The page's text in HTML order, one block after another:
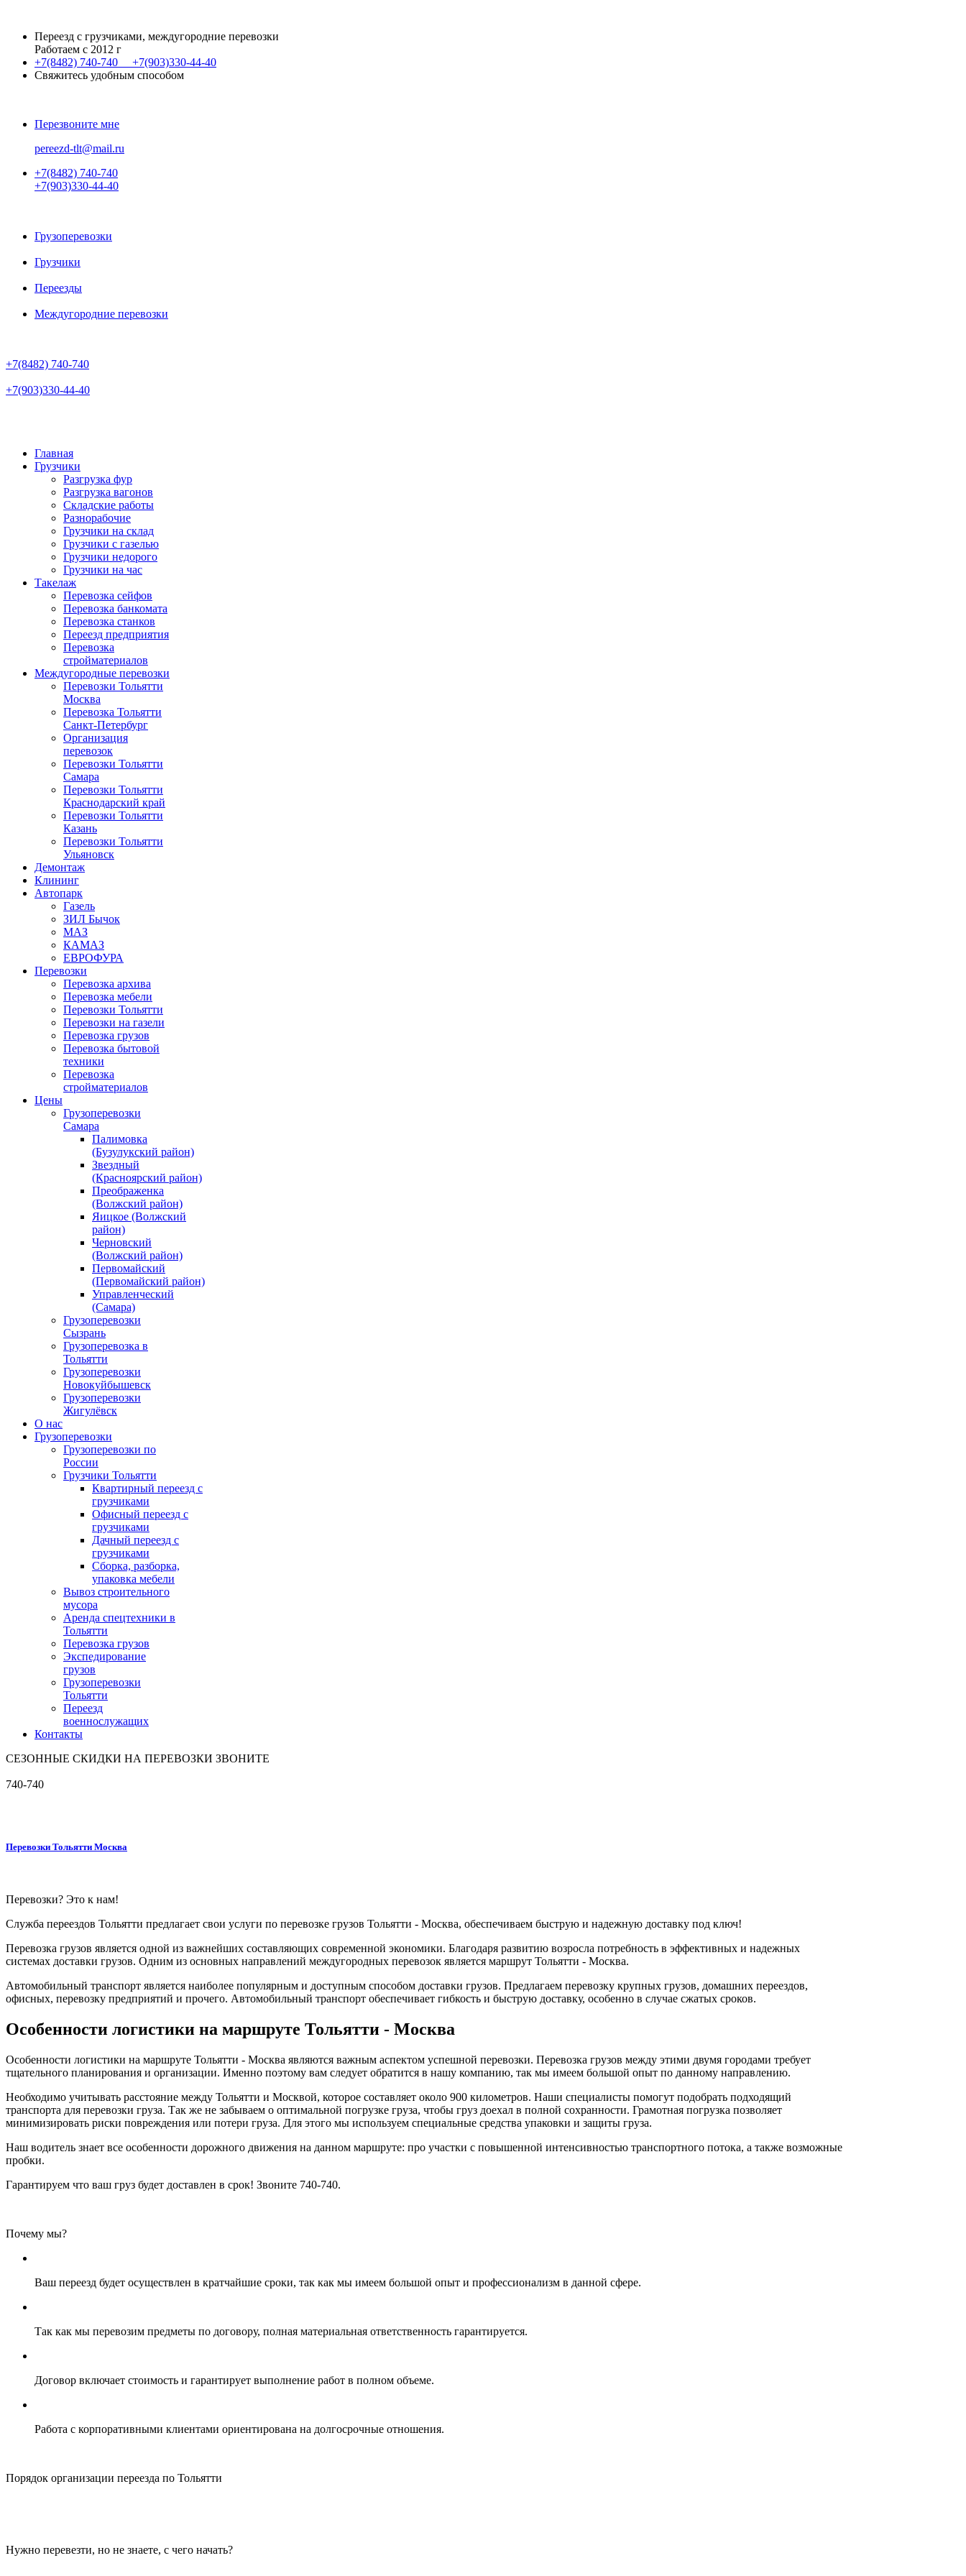
Переезд с грузчиками, междугородние перевозки
Работаем с 2012 г
+7(8482) 740-740 +7(903)330-44-40
Свяжитесь удобным способом
Перезвоните мне
pereezd-tlt@mail.ru
+7(8482) 740-740
+7(903)330-44-40
Грузоперевозки
Грузчики
Переезды
Междугородние перевозки
+7(8482) 740-740
+7(903)330-44-40
Главная
Грузчики
Разгрузка фур
Разгрузка вагонов
Складские работы
Разнорабочие
Грузчики на склад
Грузчики с газелью
Грузчики недорого
Грузчики на час
Такелаж
Перевозка сейфов
Перевозка банкомата
Перевозка станков
Переезд предприятия
Перевозка
стройматериалов
Междугородные перевозки
Перевозки Тольятти
Москва
Перевозка Тольятти
Санкт-Петербург
Организация
перевозок
Перевозки Тольятти
Самара
Перевозки Тольятти
Краснодарский край
Перевозки Тольятти
Казань
Перевозки Тольятти
Ульяновск
Демонтаж
Клининг
Автопарк
Газель
ЗИЛ Бычок
МАЗ
КАМАЗ
ЕВРОФУРА
Перевозки
Перевозка архива
Перевозка мебели
Перевозки Тольятти
Перевозки на газели
Перевозка грузов
Перевозка бытовой
техники
Перевозка
стройматериалов
Цены
Грузоперевозки
Самара
Палимовка
(Бузулукский район)
Звездный
(Красноярский район)
Преображенка
(Волжский район)
Яицкое (Волжский
район)
Черновский
(Волжский район)
Первомайский
(Первомайский район)
Управленческий
(Самара)
Грузоперевозки
Сызрань
Грузоперевозка в
Тольятти
Грузоперевозки
Новокуйбышевск
Грузоперевозки
Жигулёвск
О нас
Грузоперевозки
Грузоперевозки по
России
Грузчики Тольятти
Квартирный переезд с
грузчиками
Офисный переезд с
грузчиками
Дачный переезд с
грузчиками
Сборка, разборка,
упаковка мебели
Вывоз строительного
мусора
Аренда спецтехники в
Тольятти
Перевозка грузов
Экспедирование
грузов
Грузоперевозки
Тольятти
Переезд
военнослужащих
Контакты
СЕЗОННЫЕ СКИДКИ НА ПЕРЕВОЗКИ ЗВОНИТЕ
740-740
Перевозки Тольятти Москва
Перевозки? Это к нам!
Служба переездов Тольятти предлагает свои услуги по перевозке грузов Тольятти - Москва, обеспечиваем быструю и надежную доставку под ключ!
Перевозка грузов является одной из важнейших составляющих современной экономики. Благодаря развитию возросла потребность в эффективных и надежных
системах доставки грузов. Одним из основных направлений междугородных перевозок является маршрут Тольятти - Москва.
Автомобильный транспорт является наиболее популярным и доступным способом доставки грузов. Предлагаем перевозку крупных грузов, домашних переездов,
офисных, перевозку предприятий и прочего. Автомобильный транспорт обеспечивает гибкость и быструю доставку, особенно в случае сжатых сроков.
Особенности логистики на маршруте Тольятти - Москва
Особенности логистики на маршруте Тольятти - Москва являются важным аспектом успешной перевозки. Перевозка грузов между этими двумя городами требует
тщательного планирования и организации. Именно поэтому вам следует обратится в нашу компанию, так мы имеем большой опыт по данному направлению.
Необходимо учитывать расстояние между Тольятти и Москвой, которое составляет около 900 километров. Наши специалисты помогут подобрать подходящий
транспорта для перевозки груза. Так же не забываем о оптимальной погрузке груза, чтобы груз доехал в полной сохранности. Грамотная погрузка позволяет
минимизировать риски повреждения или потери груза. Для этого мы используем специальные средства упаковки и защиты груза.
Наш водитель знает все особенности дорожного движения на данном маршруте: про участки с повышенной интенсивностью транспортного потока, а также возможные
пробки.
Гарантируем что ваш груз будет доставлен в срок! Звоните 740-740.
Почему мы?
Ваш переезд будет осуществлен в кратчайшие сроки, так как мы имеем большой опыт и профессионализм в данной сфере.
Так как мы перевозим предметы по договору, полная материальная ответственность гарантируется.
Договор включает стоимость и гарантирует выполнение работ в полном объеме.
Работа с корпоративными клиентами ориентирована на долгосрочные отношения.
Порядок организации переезда по Тольятти
Нужно перевезти, но не знаете, с чего начать?